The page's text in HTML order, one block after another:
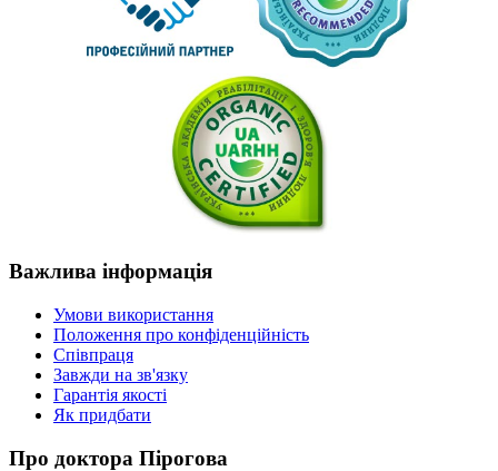
Важлива інформація
Умови використання
Положення про конфіденційність
Співпраця
Завжди на зв'язку
Гарантія якості
Як придбати
Про доктора Пірогова